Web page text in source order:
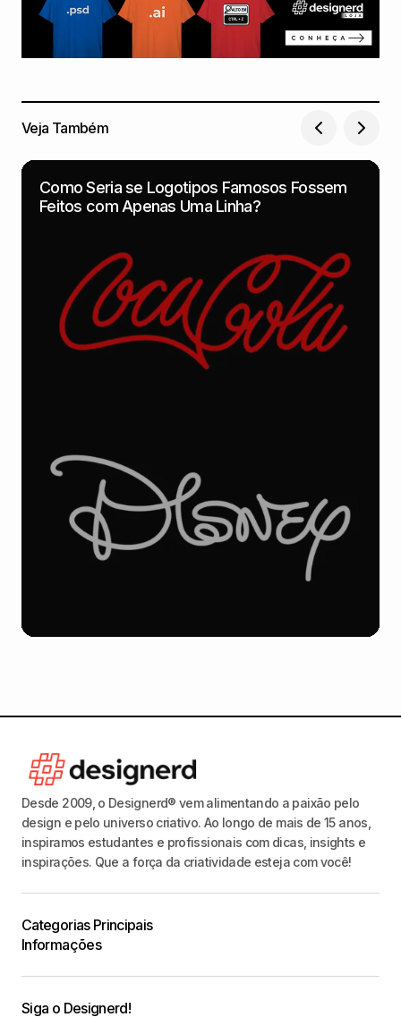
Veja Também
Como Seria se Logotipos Famosos Fossem
Feitos com Apenas Uma Linha?
Desde 2009, o Designerd® vem alimentando a paixão pelo
design e pelo universo criativo. Ao longo de mais de 15 anos,
inspiramos estudantes e profissionais com dicas, insights e
inspirações. Que a força da criatividade esteja com você!
Categorias Principais
Informações
Siga o Designerd!